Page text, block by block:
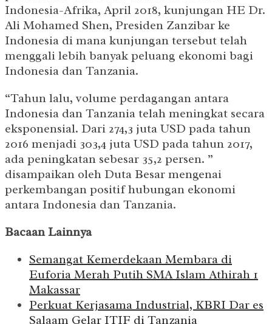
Indonesia-Afrika, April 2018, kunjungan HE Dr.
Ali Mohamed Shen, Presiden Zanzibar ke
Indonesia di mana kunjungan tersebut telah
menggali lebih banyak peluang ekonomi bagi
Indonesia dan Tanzania.
“Tahun lalu, volume perdagangan antara
Indonesia dan Tanzania telah meningkat secara
eksponensial. Dari 274,3 juta USD pada tahun
2016 menjadi 303,4 juta USD pada tahun 2017,
ada peningkatan sebesar 35,2 persen. ”
disampaikan oleh Duta Besar mengenai
perkembangan positif hubungan ekonomi
antara Indonesia dan Tanzania.
Bacaan Lainnya
Semangat Kemerdekaan Membara di
Euforia Merah Putih SMA Islam Athirah 1
Makassar
Perkuat Kerjasama Industrial, KBRI Dar es
Salaam Gelar ITIF di Tanzania